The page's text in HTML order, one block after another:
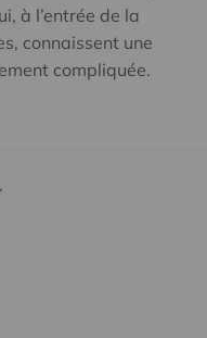
à l’entrée de la
connaissent une
compliquée.